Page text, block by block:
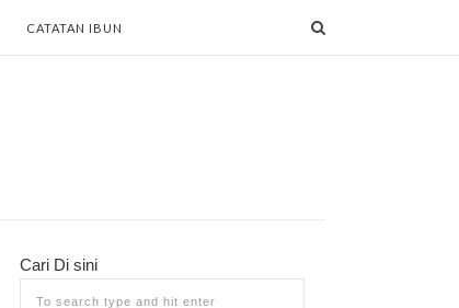
CATATAN IBUN
Cari Di sini